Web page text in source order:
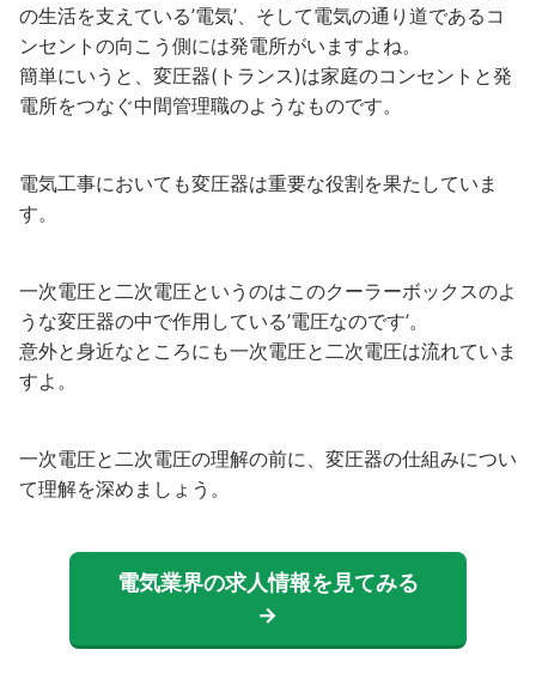
の生活を支えている’電気’、そして電気の通り道であるコ
ンセントの向こう側には発電所がいますよね。
簡単にいうと、変圧器(トランス)は家庭のコンセントと発
電所をつなぐ中間管理職のようなものです。
電気工事においても変圧器は重要な役割を果たしていま
す。
一次電圧と二次電圧というのはこのクーラーボックスのよ
うな変圧器の中で作用している’電圧なのです’。
意外と身近なところにも一次電圧と二次電圧は流れていま
すよ。
一次電圧と二次電圧の理解の前に、変圧器の仕組みについ
て理解を深めましょう。
電気業界の求人情報を見てみる
→